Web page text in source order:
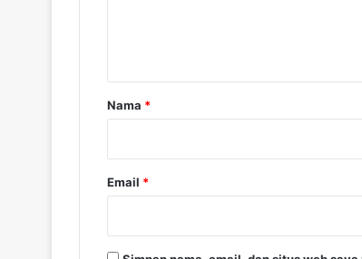
rNama *
Email *